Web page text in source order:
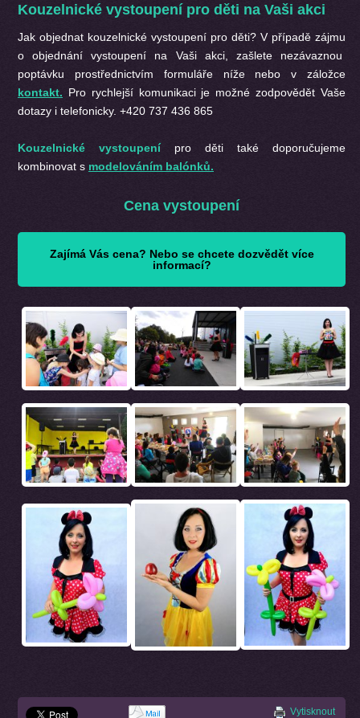
Kouzelnické vystoupení pro děti na Vaši akci
Jak objednat kouzelnické vystoupení pro děti? V případě zájmu
o objednání vystoupení na Vaši akci, zašlete nezávaznou
poptávku prostřednictvím formuláře níže nebo v záložce
kontakt. Pro rychlejší komunikaci je možné zodpovědět Vaše
dotazy i telefonicky. +420 737 436 865
Kouzelnické vystoupení pro děti také doporučujeme
kombinovat s modelováním balónků.
Cena vystoupení
Zajímá Vás cena? Nebo se chcete dozvědět více
informací?
Vytisknout